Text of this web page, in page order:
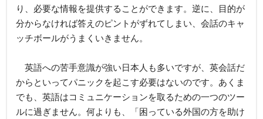
り、必要な情報を提供することができます。逆に、目的が
分からなければ答えのピントがずれてしまい、会話のキャ
ッチボールがうまくいきません。
英語への苦手意識が強い日本人も多いですが、英会話だ
からといってパニックを起こす必要はないのです。あくま
でも、英語はコミュニケーションを取るための一つのツー
ルに過ぎません。何よりも、「困っている外国の方を助け